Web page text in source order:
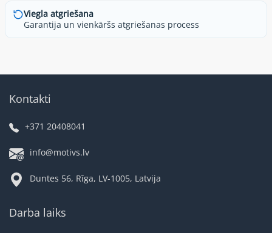
Viegla atgriešana
Garantija un vienkāršs atgriešanas process
Kontakti
+371 20408041
info@motivs.lv
Duntes 56, Rīga, LV-1005, Latvija
Darba laiks